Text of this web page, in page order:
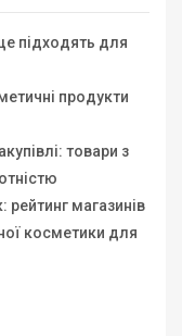
підходять для
продукти
товари з
магазинів
косметики для